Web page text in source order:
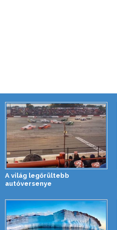
A világ legőrültebb
autóversenye